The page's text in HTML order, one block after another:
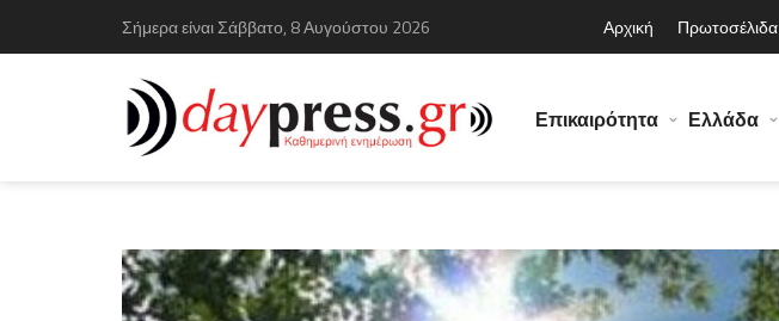
Σήμερα είναι Σάββατο, 8 Αυγούστου 2026 Αρχική Πρωτοσέλιδα
Επικαιρότητα Ελλάδα